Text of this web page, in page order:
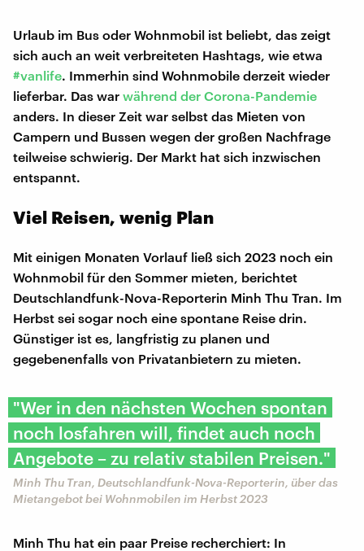
Urlaub im Bus oder Wohnmobil ist beliebt, das zeigt
sich auch an weit verbreiteten Hashtags, wie etwa
#vanlife. Immerhin sind Wohnmobile derzeit wieder
lieferbar. Das war während der Corona-Pandemie
anders. In dieser Zeit war selbst das Mieten von
Campern und Bussen wegen der großen Nachfrage
teilweise schwierig. Der Markt hat sich inzwischen
entspannt.
Viel Reisen, wenig Plan
Mit einigen Monaten Vorlauf ließ sich 2023 noch ein
Wohnmobil für den Sommer mieten, berichtet
Deutschlandfunk-Nova-Reporterin Minh Thu Tran. Im
Herbst sei sogar noch eine spontane Reise drin.
Günstiger ist es, langfristig zu planen und
gegebenenfalls von Privatanbietern zu mieten.
"Wer in den nächsten Wochen spontan
noch losfahren will, findet auch noch
Angebote – zu relativ stabilen Preisen."
Minh Thu Tran, Deutschlandfunk-Nova-Reporterin, über das
Mietangebot bei Wohnmobilen im Herbst 2023
Minh Thu hat ein paar Preise recherchiert: In